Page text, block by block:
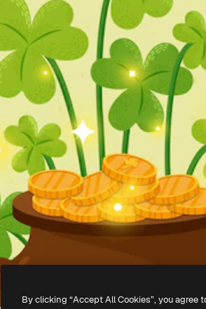
By clicking “Accept All Cookies”, you